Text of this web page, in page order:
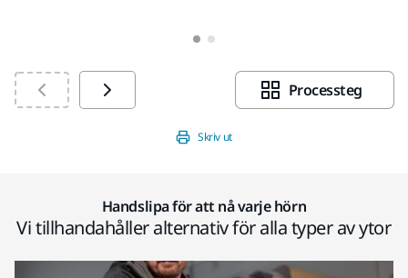
Processteg
Skriv ut
Handslipa för att nå varje hörn
Vi tillhandahåller alternativ för alla typer av ytor